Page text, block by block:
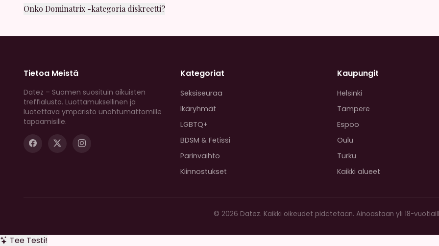
Onko Dominatrix -kategoria diskreetti?
Tietoa Meistä
Datez – Suomen suosituin aikuisten
treffialusta. Luottamuksellinen ja
luotettava ympäristö unohtumattomille
tapaamisille.
Kategoriat
Seksiseuraa
Ikäryhmät
LGBTQ+
BDSM & Fetissi
Parinvaihto
Kiinnostukset
Kaupungit
Helsinki
Tampere
Espoo
Oulu
Turku
Kaikki alueet
© 2026 Datez. Kaikki oikeudet pidätetään. Ainoastaan yli 18-
Tee Testi!